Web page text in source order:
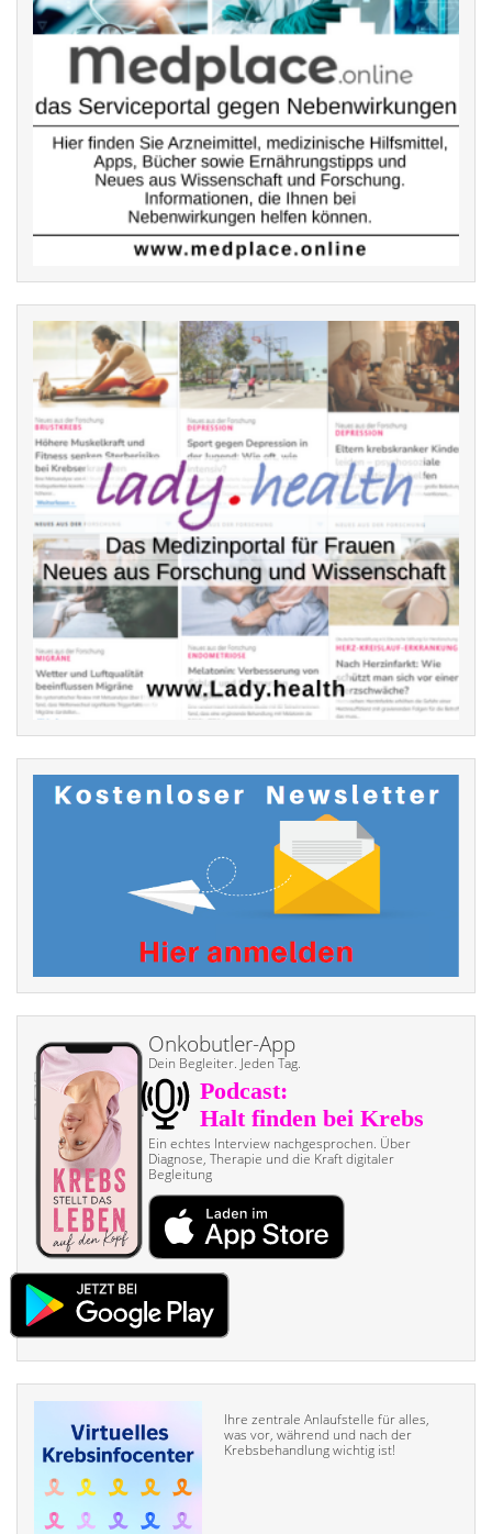
Onkobutler-App
Dein Begleiter. Jeden Tag.
Ein echtes Interview nach­gesprochen. Über
Diagnose, Therapie und die Kraft digitaler
Begleitung
Ihre zentrale Anlaufstelle für alles,
was vor, während und nach der
Krebsbehandlung wichtig ist!